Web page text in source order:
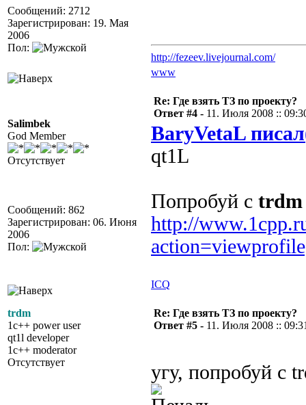
Сообщений: 2712
Зарегистрирован: 19. Мая
2006
Пол:
http://fezeev.livejournal.com/
www
Salimbek
God Member
Отсутствует
Сообщений: 862
Зарегистрирован: 06. Июня
2006
Пол:
Re: Где взять ТЗ по проекту?
Ответ #4 - 11. Июля 2008 ::
BaryVetaL
qt1L
Попробуй с trdm
http://
ICQ
trdm
1c++ power user
qt1l developer
1c++ moderator
Отсутствует
Re: Где взять ТЗ по проекту?
Ответ #5 - 11. Июля 2008 ::
угу, попробуй с